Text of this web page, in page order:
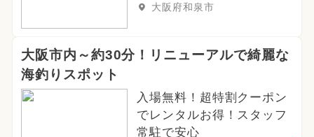
大阪府和泉市
大阪市内～約30分！リニューアルで綺麗な
海釣りスポット
入場無料！超特割クーポン
でレンタルお得！スタッフ
常駐で安心